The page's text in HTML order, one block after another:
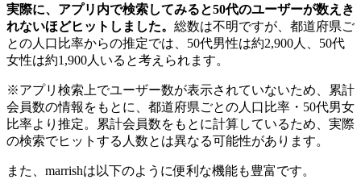
実際に、アプリ内で検索してみると50代のユーザーが数えき
れないほどヒットしました。 総数は不明ですが、都道府県ご
との人口比率からの推定では、50代男性は約2,900人、50代
女性は約1,900人いると考えられます。
※アプリ検索上でユーザー数が表示されていないため、累計
会員数の情報をもとに、都道府県ごとの人口比率・50代男女
比率より推定。累計会員数をもとに計算しているため、実際
の検索でヒットする人数とは異なる可能性があります。
また、marrishは以下のように便利な機能も豊富です。